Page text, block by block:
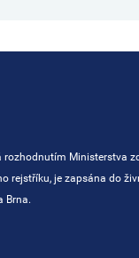
rozhodnutím Ministerstva
rejstříku, je zapsána do
Brna.